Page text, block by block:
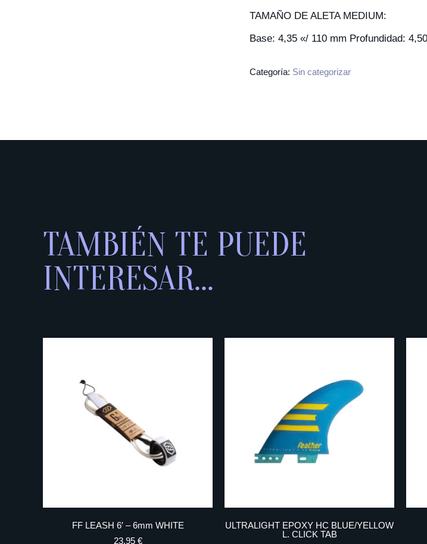
TAMAÑO DE ALETA MEDIUM:
Base: 4,35 «/ 110 mm Profundidad:
Categoría: Sin categorizar
TAMBIÉN TE PUEDE
INTERESAR...
FF LEASH 6′ – 6mm WHITE
23,95 €
ULTRALIGHT EPOXY HC BLUE/YELLOW
L. CLICK TAB